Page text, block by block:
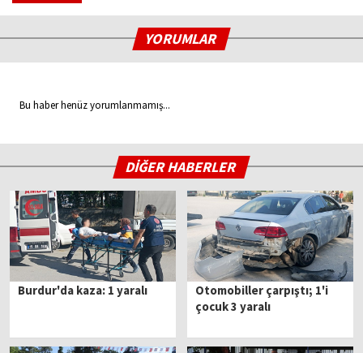
YORUMLAR
Bu haber henüz yorumlanmamış...
DİĞER HABERLER
Burdur'da kaza: 1 yaralı
Otomobiller çarpıştı; 1'i
çocuk 3 yaralı